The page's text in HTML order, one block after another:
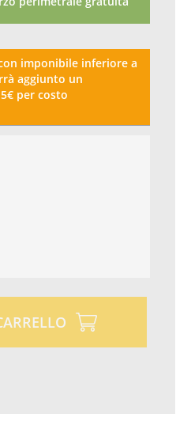
imponibile inferiore a
aggiunto un
per costo